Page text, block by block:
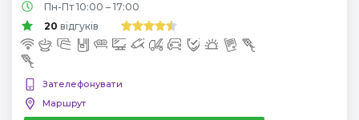
Пн-Пт 10:00 – 17:00
20 відгуків
Зателефонувати
Маршрут